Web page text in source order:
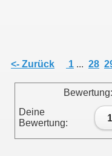
<- Zurück 1 ... 28
Bewertung:
Deine
Bewertung: